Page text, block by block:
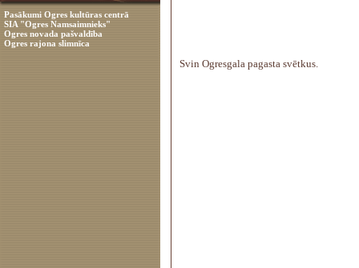
Pasākumi Ogres kultūras centrā
SIA "Ogres Namsaimnieks"
Ogres novada pašvaldība
Ogres rajona slimnīca
Svin Ogresgala pagasta svētkus.